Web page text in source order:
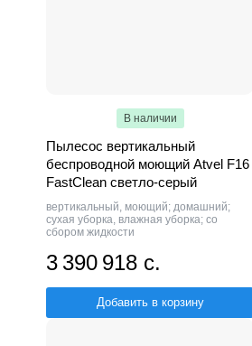
В наличии
Пылесос вертикальный
беспроводной моющий Atvel F16
FastClean светло-серый
вертикальный, моющий; домашний;
сухая уборка, влажная уборка; со
сбором жидкости
3 390 918 с.
Добавить в корзину